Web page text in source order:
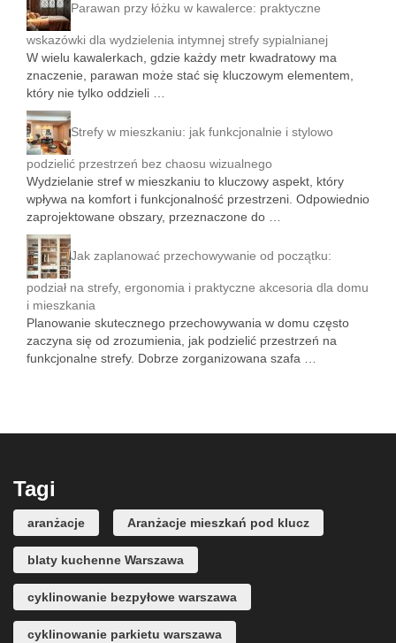
Parawan przy łóżku w kawalerce: praktyczne
wskazówki dla wydzielenia intymnej strefy sypialnianej
W wielu kawalerkach, gdzie każdy metr kwadratowy ma
znaczenie, parawan może stać się kluczowym elementem,
który nie tylko oddzieli …
Strefy w mieszkaniu: jak funkcjonalnie i stylowo
podzielić przestrzeń bez chaosu wizualnego
Wydzielanie stref w mieszkaniu to kluczowy aspekt, który
wpływa na komfort i funkcjonalność przestrzeni. Odpowiednio
zaprojektowane obszary, przeznaczone do …
Jak zaplanować przechowywanie od początku:
podział na strefy, ergonomia i praktyczne akcesoria dla domu
i mieszkania
Planowanie skutecznego przechowywania w domu często
zaczyna się od zrozumienia, jak podzielić przestrzeń na
funkcjonalne strefy. Dobrze zorganizowana szafa …
Tagi
aranżacje Aranżacje mieszkań pod klucz
blaty kuchenne Warszawa
cyklinowanie bezpyłowe warszawa
cyklinowanie parkietu warszawa